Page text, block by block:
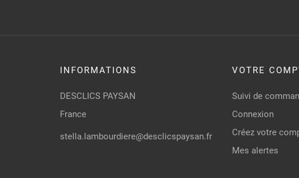
INFORMATIONS
DESCLICS PAYSAN
France
stella.lambourdiere@desclicspaysan.fr
VOTRE
Suivi de
Connexion
Créez votre
Mes alertes